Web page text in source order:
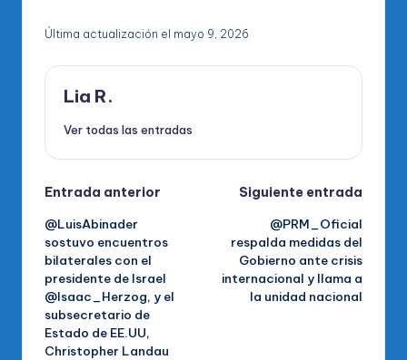
Última actualización el mayo 9, 2026
Lia R.
Ver todas las entradas
Navegación
de
entradas
Entrada anterior
@LuisAbinader
sostuvo encuentros
bilaterales con el
presidente de Israel
@Isaac_Herzog, y el
subsecretario de
Estado de EE.UU,
Christopher Landau
Siguiente entrada
@PRM_Oficial
respalda medidas del
Gobierno ante crisis
internacional y llama a
la unidad nacional